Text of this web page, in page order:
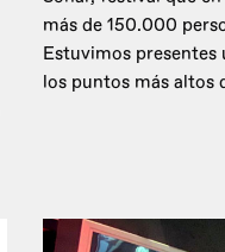
más de 150.000
Estuvimos presentes
los puntos más altos